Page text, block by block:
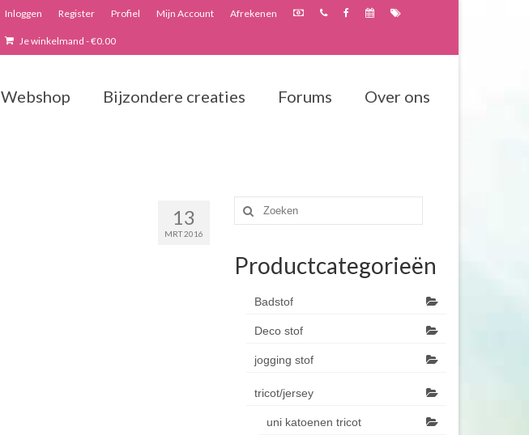
Inloggen Register Profiel Mijn Account Afrekenen
Je winkelmand -€0.00
Webshop Bijzondere creaties Forums Over ons
13
MRT 2016
Zoeken
naar:
Productcategorieën
Badstof
Deco stof
jogging stof
tricot/jersey
uni katoenen tricot